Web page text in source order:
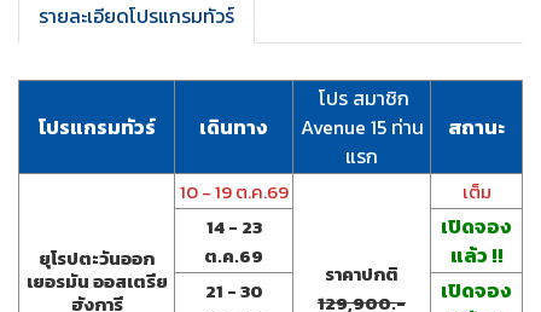
รายละเอียดโปรแกรมทัวร์
โปรแกรมทัวร์ เดินทาง
โปร สมาชิก
Avenue 15 ท่าน
แรก
สถานะ
ยุโรปตะวันออก
เยอรมัน ออสเตรีย
ฮังการี
10 - 19 ต.ค.69
ราคาปกติ
129,900.-
เต็ม
14 - 23
ต.ค.69
เปิดจอง
แล้ว !!
21 - 30
เปิดจอง